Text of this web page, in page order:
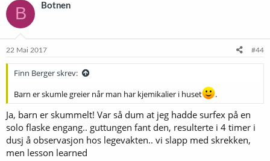
B Botnen
22 Mai 2017 #44
Finn Berger skrev:
Barn er skumle greier når man har kjemikalier i huset
.
Ja, barn er skummelt! Var så dum at jeg hadde surfex på en
solo flaske engang.. guttungen fant den, resulterte i 4 timer i
dusj å observasjon hos legevakten.. vi slapp med skrekken,
men lesson learned